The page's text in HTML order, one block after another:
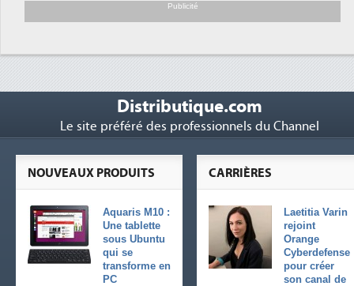
Publicité
Distributique.com
Le site préféré des professionnels du Channel
CARRIÈRES
Laetitia Varin
rejoint
Orange
Cyberdefense
pour créer
son canal de
NOUVEAUX PRODUITS
Aquaris M10 :
Une tablette
sous Ubuntu
qui se
transforme en
PC